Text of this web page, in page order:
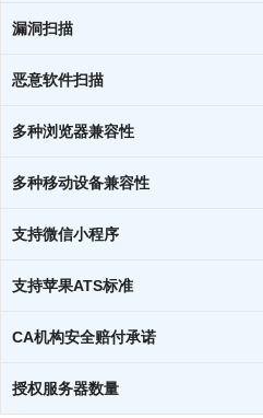
漏洞扫描
恶意软件扫描
多种浏览器兼容性
多种移动设备兼容性
支持微信小程序
支持苹果ATS标准
CA机构安全赔付承诺
授权服务器数量